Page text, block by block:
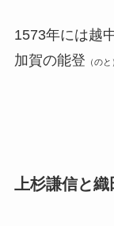
1573年には越
加賀の能登 （のと
上杉謙信と